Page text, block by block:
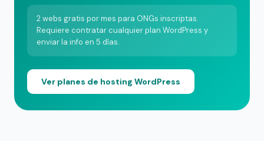
2 webs gratis por mes para ONGs inscriptas.
Requiere contratar cualquier plan WordPress y
enviar la info en 5 días.
Ver planes de hosting WordPress